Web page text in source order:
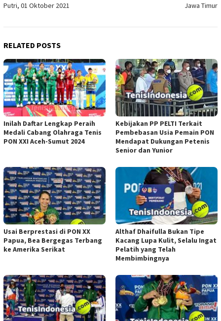
Putri, 01 Oktober 2021
Jawa Timur
RELATED POSTS
Inilah Daftar Lengkap Peraih
Medali Cabang Olahraga Tenis
PON XXI Aceh-Sumut 2024
Kebijakan PP PELTI Terkait
Pembebasan Usia Pemain PON
Mendapat Dukungan Petenis
Senior dan Yunior
Usai Berprestasi di PON XX
Papua, Bea Bergegas Terbang
ke Amerika Serikat
Althaf Dhaifulla Bukan Tipe
Kacang Lupa Kulit, Selalu Ingat
Pelatih yang Telah
Membimbingnya